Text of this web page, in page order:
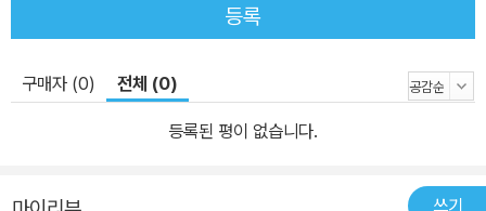
준한 연습이 필요하지요. 작은 불평등도 무심히 보아 넘기지 않도록
꿔 쓰는 연습, 차별과 불평등에 용감하게 맞서는 연습, 가족 안에서 평
등을 실천하는 연습 들이 그것입니다. 그중에서도 가장 중요한 것은
가족 안에서 평등을 실천하는 연습일 것입니다. 평등 의식이 널리 퍼
생각이지요. 상대를 높여 주려면 내가 낮아질 수밖에 없다는 그릇된
등록
구매자 (0) 전체 (0)
등록된 평이 없습니다.
쓰기